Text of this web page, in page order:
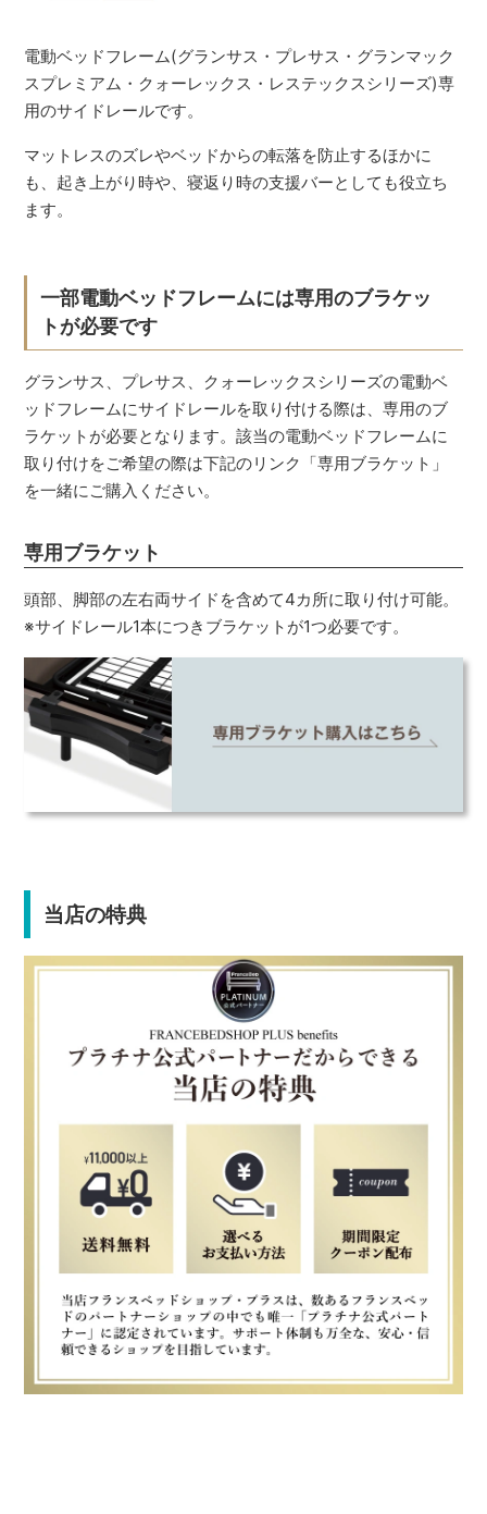
電動ベッドフレーム(グランサス・プレサス・グランマック
スプレミアム・クォーレックス・レステックスシリーズ)専
用のサイドレールです。
マットレスのズレやベッドからの転落を防止するほかに
も、起き上がり時や、寝返り時の支援バーとしても役立ち
ます。
一部電動ベッドフレームには専用のブラケッ
トが必要です
グランサス、プレサス、クォーレックスシリーズの電動ベ
ッドフレームにサイドレールを取り付ける際は、専用のブ
ラケットが必要となります。該当の電動ベッドフレームに
取り付けをご希望の際は下記のリンク「専用ブラケット」
を一緒にご購入ください。
専用ブラケット
頭部、脚部の左右両サイドを含めて4カ所に取り付け可能。
※サイドレール1本につきブラケットが1つ必要です。
当店の特典